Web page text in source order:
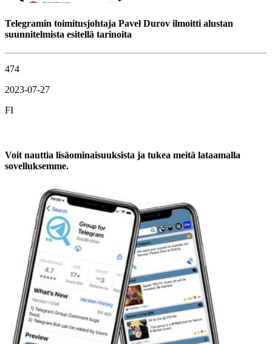
Telegramin toimitusjohtaja Pavel Durov ilmoitti alustan
suunnitelmista esitellä tarinoita
474
2023-07-27
FI
Voit nauttia lisäominaisuuksista ja tukea meitä lataamalla
sovelluksemme.